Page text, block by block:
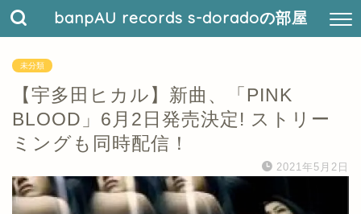
banpAU records s-doradoの部屋
未分類
【宇多田ヒカル】新曲、「PINK
BLOOD」6月2日発売決定! ストリー
ミングも同時配信！
2021年5月2日